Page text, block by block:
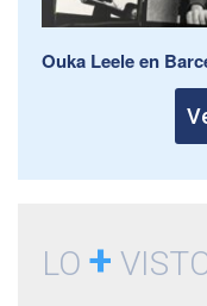
Ouka Leele en
LO +